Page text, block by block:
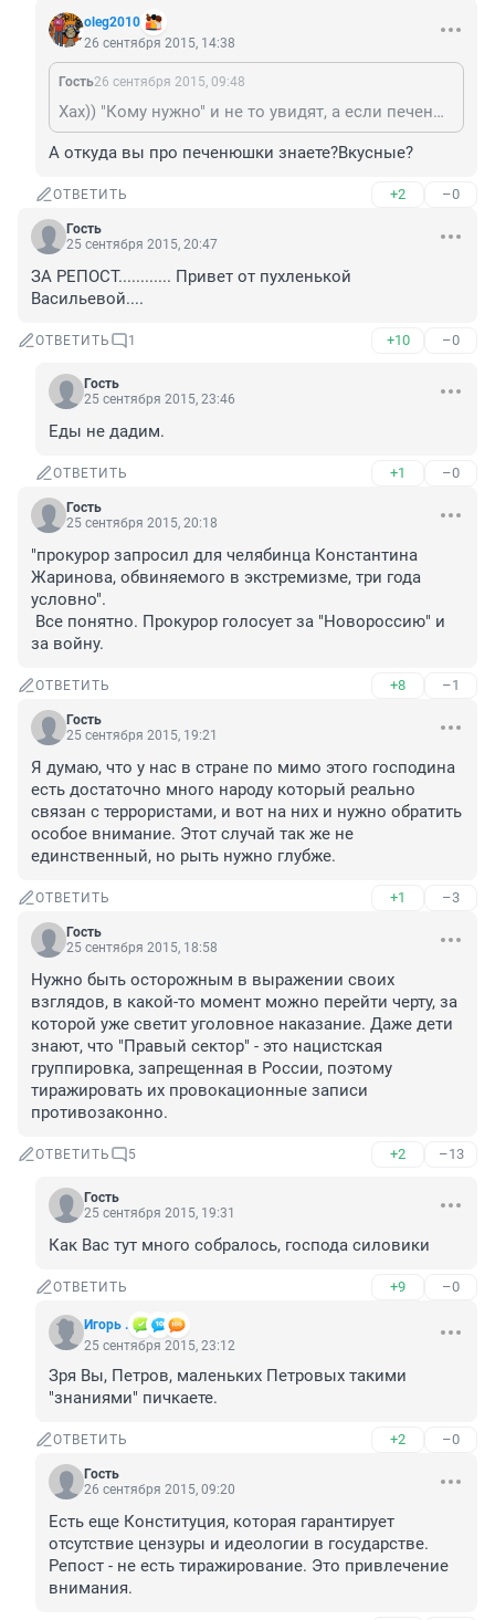
oleg2010
26 сентября 2015, 14:38
Гость26 сентября 2015, 09:48
Хах)) "Кому нужно" и не то увидят, а если печенюшками с рук покормить, то они и заскочут и хвостами вилять будут.
А откуда вы про печенюшки знаете?Вкусные?
ОТВЕТИТЬ +2 –0
Гость
25 сентября 2015, 20:47
ЗА РЕПОСТ............ Привет от пухленькой
Васильевой....
ОТВЕТИТЬ 1 +10 –0
Гость
25 сентября 2015, 23:46
Еды не дадим.
ОТВЕТИТЬ +1 –0
Гость
25 сентября 2015, 20:18
"прокурор запросил для челябинца Константина
Жаринова, обвиняемого в экстремизме, три года
условно".
Все понятно. Прокурор голосует за "Новороссию" и
за войну.
ОТВЕТИТЬ +8 –1
Гость
25 сентября 2015, 19:21
Я думаю, что у нас в стране по мимо этого господина
есть достаточно много народу который реально
связан с террористами, и вот на них и нужно обратить
особое внимание. Этот случай так же не
единственный, но рыть нужно глубже.
ОТВЕТИТЬ +1 –3
Гость
25 сентября 2015, 18:58
Нужно быть осторожным в выражении своих
взглядов, в какой-то момент можно перейти черту, за
которой уже светит уголовное наказание. Даже дети
знают, что "Правый сектор" - это нацистская
группировка, запрещенная в России, поэтому
тиражировать их провокационные записи
противозаконно.
ОТВЕТИТЬ 5 +2 –13
Гость
25 сентября 2015, 19:31
Как Вас тут много собралось, господа силовики
ОТВЕТИТЬ +9 –0
Игорь .
25 сентября 2015, 23:12
Зря Вы, Петров, маленьких Петровых такими
"знаниями" пичкаете.
ОТВЕТИТЬ +2 –0
Гость
26 сентября 2015, 09:20
Есть еще Конституция, которая гарантирует
отсутствие цензуры и идеологии в государстве.
Репост - не есть тиражирование. Это привлечение
внимания.